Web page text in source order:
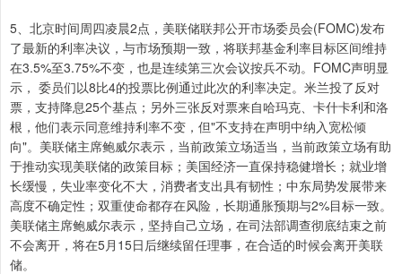
5、北京时间周四凌晨2点，美联储联邦公开市场委员会(FOMC)发布
了最新的利率决议，与市场预期一致，将联邦基金利率目标区间维持
在3.5%至3.75%不变，也是连续第三次会议按兵不动。FOMC声明显
示， 委员们以8比4的投票比例通过此次的利率决定。米兰投了反对
票，支持降息25个基点；另外三张反对票来自哈玛克、卡什卡利和洛
根，他们表示同意维持利率不变，但"不支持在声明中纳入宽松倾
向"。美联储主席鲍威尔表示，当前政策立场适当，当前政策立场有助
于推动实现美联储的政策目标；美国经济一直保持稳健增长；就业增
长缓慢，失业率变化不大，消费者支出具有韧性；中东局势发展带来
高度不确定性；双重使命都存在风险，长期通胀预期与2%目标一致。
美联储主席鲍威尔表示，坚持自己立场，在司法部调查彻底结束之前
不会离开，将在5月15日后继续留任理事，在合适的时候会离开美联
储。